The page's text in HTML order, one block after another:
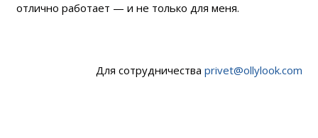
отлично работает — и не только для меня.
Для сотрудничества privet@ollylook.com